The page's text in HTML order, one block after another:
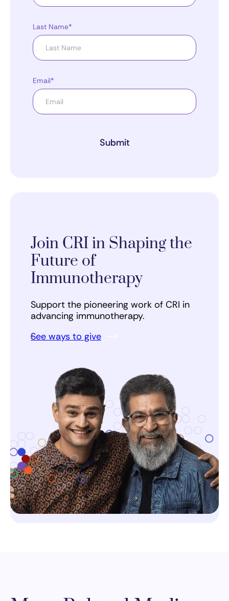
Last Name*
Email*
Submit
Join CRI in Shaping the
Future of
Immunotherapy
Support the pioneering work of CRI in
advancing immunotherapy.
See ways to give